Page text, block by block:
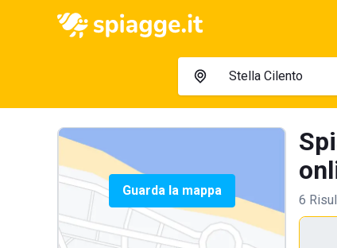
Guarda la mappa
6